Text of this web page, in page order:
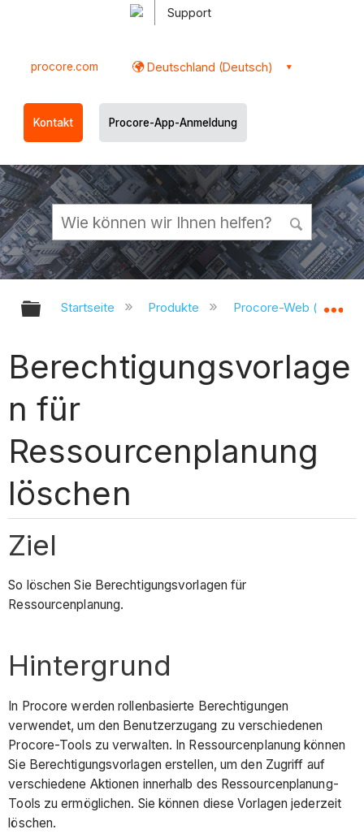
Support
procore.com Deutschland (Deutsch)
Kontakt Procore-App-Anmeldung
Globale Hierarchie auf- und
Startseite Produkte Procore-Web
Berechtigungsvorlage
n für
Ressourcenplanung
löschen
Ziel
So löschen Sie Berechtigungsvorlagen für
Ressourcenplanung.
Hintergrund
In Procore werden rollenbasierte Berechtigungen
verwendet, um den Benutzerzugang zu verschiedenen
Procore-Tools zu verwalten. In Ressourcenplanung können
Sie Berechtigungsvorlagen erstellen, um den Zugriff auf
verschiedene Aktionen innerhalb des Ressourcenplanung-
Tools zu ermöglichen. Sie können diese Vorlagen jederzeit
löschen.